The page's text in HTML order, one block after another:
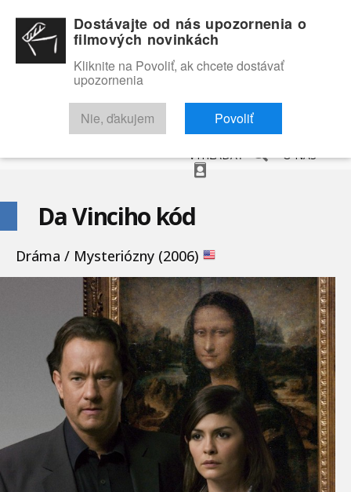
RECENZIE TRAILERY FILMOVÁ DATABÁZA
VYHĽADAŤ O NÁS
Da Vinciho kód
Dráma / Mysteriózny (2006)
Dostávajte od nás upozornenia o
filmových novinkách
Kliknite na Povoliť, ak chcete dostávať
upozornenia
Nie, ďakujem Povoliť